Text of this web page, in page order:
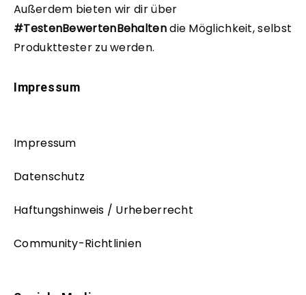
Außerdem bieten wir dir über
#TestenBewertenBehaltendie Möglichkeit, selbst
Produkttester zu werden.
Impressum
Impressum
Datenschutz
Haftungshinweis / Urheberrecht
Community-Richtlinien